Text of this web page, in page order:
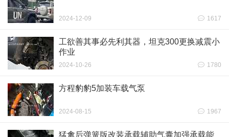
2024-12-09 1617
工欲善其事必先利其器，坦克300更换减震小
作业
2024-10-26 1780
方程豹豹5加装车载气泵
2024-08-15 1967
猛禽后弹簧版改装承载辅助气囊加强承载能